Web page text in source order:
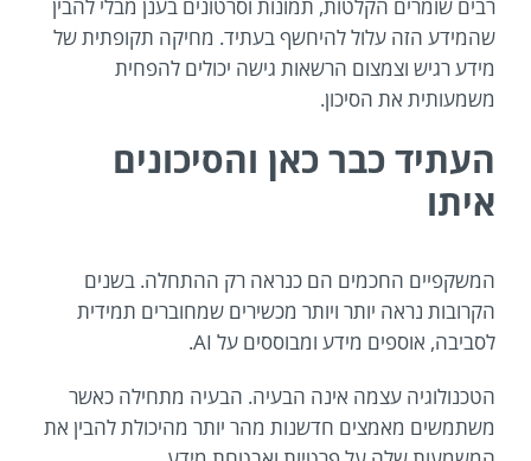
רבים שומרים הקלטות, תמונות וסרטונים בענן מבלי להבין
שהמידע הזה עלול להיחשף בעתיד. מחיקה תקופתית של
מידע רגיש וצמצום הרשאות גישה יכולים להפחית
משמעותית את הסיכון.
העתיד כבר כאן והסיכונים
איתו
המשקפיים החכמים הם כנראה רק ההתחלה. בשנים
הקרובות נראה יותר ויותר מכשירים שמחוברים תמידית
לסביבה, אוספים מידע ומבוססים על AI.
הטכנולוגיה עצמה אינה הבעיה. הבעיה מתחילה כאשר
משתמשים מאמצים חדשנות מהר יותר מהיכולת להבין את